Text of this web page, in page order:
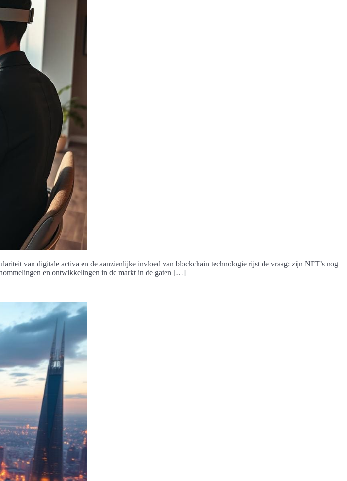
van digitale activa en de aanzienlijke invloed van blockchain technologie rijst de vraag: zijn NFT’s nog
en ontwikkelingen in de markt in de gaten […]